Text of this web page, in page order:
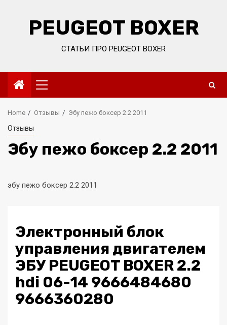
PEUGEOT BOXER
СТАТЬИ ПРО PEUGEOT BOXER
Primary
Menu
Home Отзывы Эбу пежо боксер 2.2 2011
Отзывы
Эбу пежо боксер 2.2 2011
эбу пежо боксер 2.2 2011
Электронный блок
управления двигателем
ЭБУ PEUGEOT BOXER 2.2
hdi 06-14 9666484680
9666360280